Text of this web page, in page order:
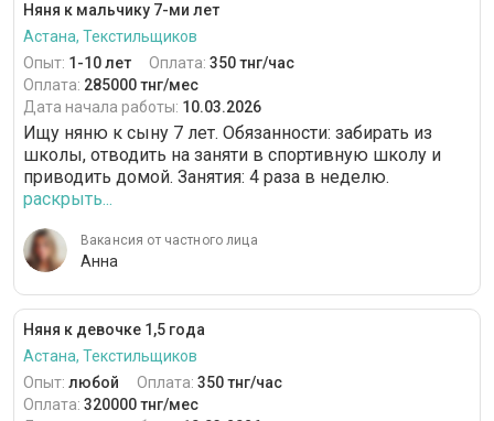
Няня к мальчику 7-ми лет
Астана, Текстильщиков
Опыт: 1-10 лет Оплата: 350 тнг/час
Оплата: 285000 тнг/мес
Дата начала работы: 10.03.2026
Ищу няню к сыну 7 лет. Обязанности: забирать из
школы, отводить на заняти в спортивную школу и
приводить домой. Занятия: 4 раза в неделю.
раскрыть...
Вакансия от частного лица
Анна
Няня к девочке 1,5 года
Астана, Текстильщиков
Опыт: любой Оплата: 350 тнг/час
Оплата: 320000 тнг/мес